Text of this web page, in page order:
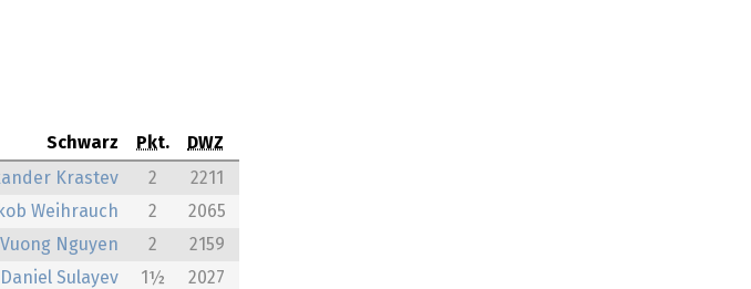
Schwarz Pkt.
DWZ
Krastev 2
2211
Weihrauch 2
2065
Nguyen 2
2159
Daniel Sulayev 1½
2027